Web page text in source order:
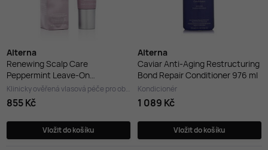
Alterna
Renewing Scalp Care
Peppermint Leave-On
Treatment 74 ml
Klinicky ověřená vlasová péče pro obnovu pokožky hlavy
855 Kč
Vložit do košíku
Alterna
Caviar Anti-Aging Restructuring
Bond Repair Conditioner 976 ml
Kondicionér
1 089 Kč
Vložit do košíku